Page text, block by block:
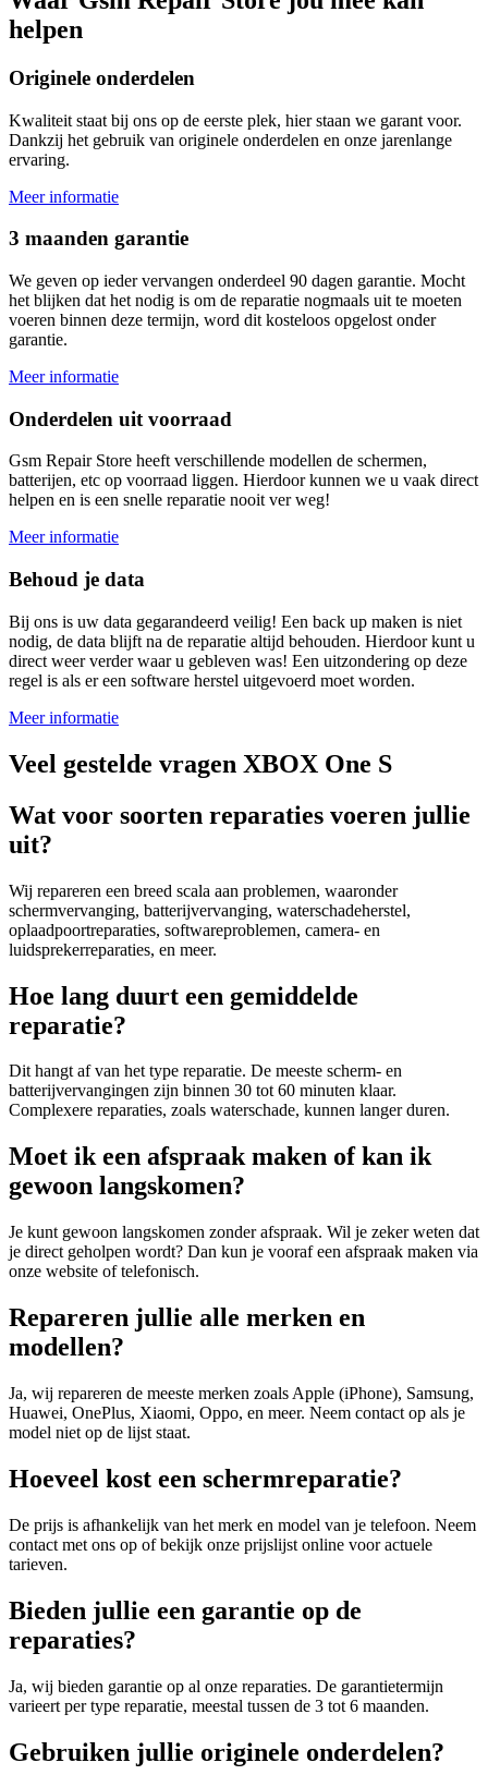
helpen
Originele onderdelen
Kwaliteit staat bij ons op de eerste plek, hier staan we garant voor.
Dankzij het gebruik van originele onderdelen en onze jarenlange
ervaring.
Meer informatie
3 maanden garantie
We geven op ieder vervangen onderdeel 90 dagen garantie. Mocht
het blijken dat het nodig is om de reparatie nogmaals uit te moeten
voeren binnen deze termijn, word dit kosteloos opgelost onder
garantie.
Meer informatie
Onderdelen uit voorraad
Gsm Repair Store heeft verschillende modellen de schermen,
batterijen, etc op voorraad liggen. Hierdoor kunnen we u vaak direct
helpen en is een snelle reparatie nooit ver weg!
Meer informatie
Behoud je data
Bij ons is uw data gegarandeerd veilig! Een back up maken is niet
nodig, de data blijft na de reparatie altijd behouden. Hierdoor kunt u
direct weer verder waar u gebleven was! Een uitzondering op deze
regel is als er een software herstel uitgevoerd moet worden.
Meer informatie
Veel gestelde vragen XBOX One S
Wat voor soorten reparaties voeren jullie
uit?
Wij repareren een breed scala aan problemen, waaronder
schermvervanging, batterijvervanging, waterschadeherstel,
oplaadpoortreparaties, softwareproblemen, camera- en
luidsprekerreparaties, en meer.
Hoe lang duurt een gemiddelde
reparatie?
Dit hangt af van het type reparatie. De meeste scherm- en
batterijvervangingen zijn binnen 30 tot 60 minuten klaar.
Complexere reparaties, zoals waterschade, kunnen langer duren.
Moet ik een afspraak maken of kan ik
gewoon langskomen?
Je kunt gewoon langskomen zonder afspraak. Wil je zeker weten dat
je direct geholpen wordt? Dan kun je vooraf een afspraak maken via
onze website of telefonisch.
Repareren jullie alle merken en
modellen?
Ja, wij repareren de meeste merken zoals Apple (iPhone), Samsung,
Huawei, OnePlus, Xiaomi, Oppo, en meer. Neem contact op als je
model niet op de lijst staat.
Hoeveel kost een schermreparatie?
De prijs is afhankelijk van het merk en model van je telefoon. Neem
contact met ons op of bekijk onze prijslijst online voor actuele
tarieven.
Bieden jullie een garantie op de
reparaties?
Ja, wij bieden garantie op al onze reparaties. De garantietermijn
varieert per type reparatie, meestal tussen de 3 tot 6 maanden.
Gebruiken jullie originele onderdelen?